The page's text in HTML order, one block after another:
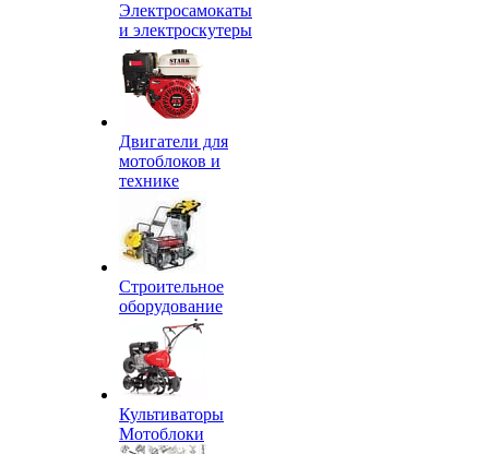
Электросамокаты
и электроскутеры
Двигатели для
мотоблоков и
технике
Строительное
оборудование
Культиваторы
Мотоблоки